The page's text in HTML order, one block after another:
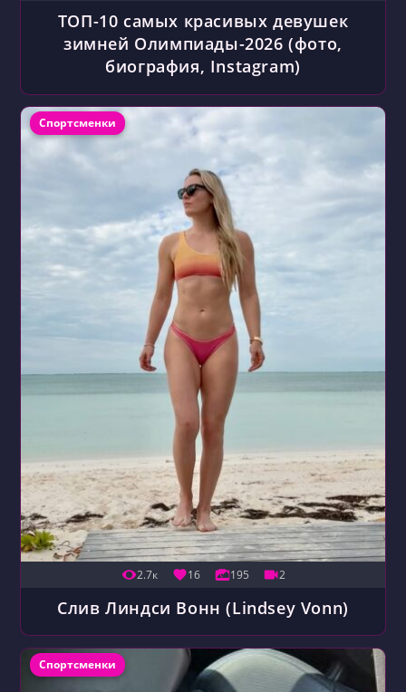
ТОП-10 самых красивых девушек
зимней Олимпиады-2026 (фото,
биография, Instagram)
2.7к 16 195 2
Слив Линдси Вонн (Lindsey Vonn)
Рубрика записи:
Спортсменки
Рубрика записи:
Спортсменки